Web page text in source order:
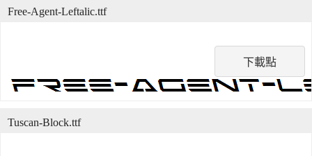
下載點
Free-Agent-Leftalic.ttf
Tuscan-Block.ttf